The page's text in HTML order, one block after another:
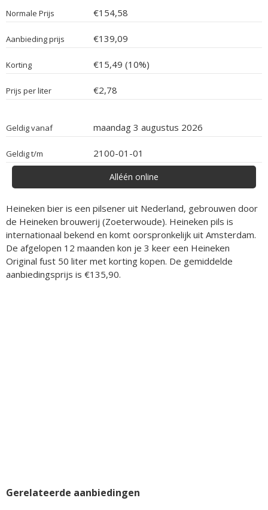
Normale Prijs €154,58
Aanbieding prijs €139,09
Korting €15,49 (10%)
Prijs per liter €2,78
Geldig vanaf maandag 3 augustus 2026
Geldig t/m 2100-01-01
Alléén online
Heineken bier is een pilsener uit Nederland, gebrouwen door
de Heineken brouwerij (Zoeterwoude). Heineken pils is
internationaal bekend en komt oorspronkelijk uit Amsterdam.
De afgelopen 12 maanden kon je 3 keer een Heineken
Original fust 50 liter met korting kopen. De gemiddelde
aanbiedingsprijs is €135,90.
Gerelateerde aanbiedingen